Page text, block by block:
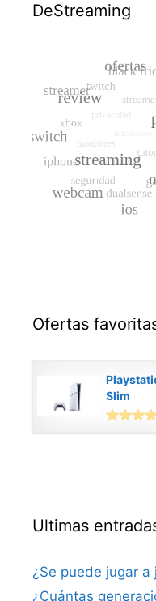
DeStreaming
Ofertas
Slim
Ultimas
¿Se puede jugar a
¿Cuántas